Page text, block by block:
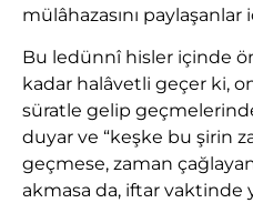
mülâhazasını
Bu ledünnî hisler içinde
kadar halâvetli geçer ki,
süratle gelip
duyar ve “keşke bu şirin
geçmese, zaman
akmasa da, iftar vaktinde